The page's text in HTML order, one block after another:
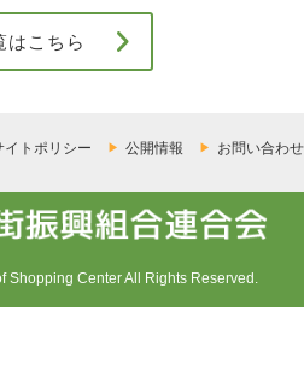
はこちら
イトポリシー 公開情報 お問い合わせ
Shopping Center All Rights Reserved.